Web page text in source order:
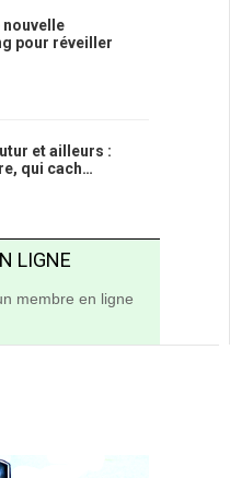
nouvelle
pour réveiller
et ailleurs :
qui cach…
LIGNE
membre en ligne